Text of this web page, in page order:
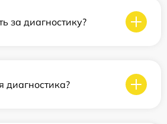
за диагностику?
диагностика?